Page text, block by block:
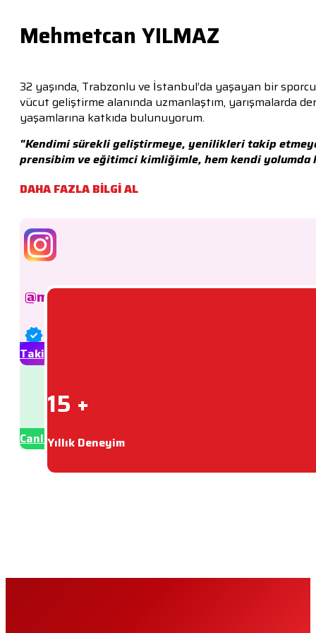
Mehmetcan YILMAZ
32 yaşında, Trabzonlu ve İstanbul’da yaşayan bir
vücut geliştirme alanında uzmanlaştım, yarışmalarda
yaşamlarına katkıda bulunuyorum.
"Kendimi sürekli geliştirmeye, yenilikleri takip
prensibim ve eğitimci kimliğimle, hem kendi
DAHA FAZLA BİLGİ AL
@mehmetcanfit
Takip Et
Canlı Destek
15 +
Yıllık Deneyim